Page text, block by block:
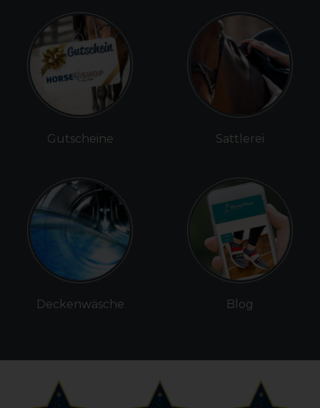
Gutscheine
Deckenwäsche
Sattlerei
Blog